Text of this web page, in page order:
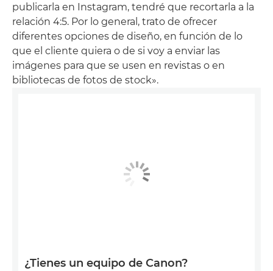
publicarla en Instagram, tendré que recortarla a la
relación 4:5. Por lo general, trato de ofrecer
diferentes opciones de diseño, en función de lo
que el cliente quiera o de si voy a enviar las
imágenes para que se usen en revistas o en
bibliotecas de fotos de stock».
¿Tienes un equipo de Canon?